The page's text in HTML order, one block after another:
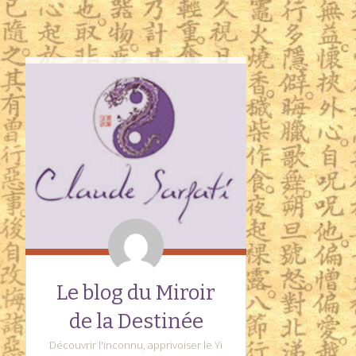
Le blog du Miroir
de la Destinée
Découvrir l'inconnu, apprivoiser le Yi